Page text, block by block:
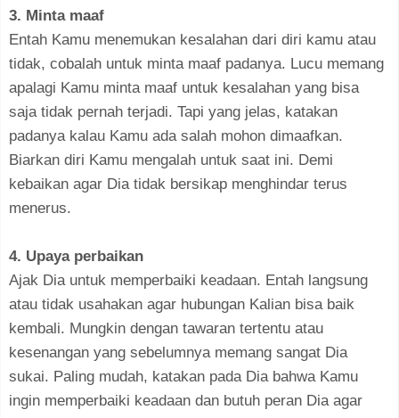
3. Minta maaf
Entah Kamu menemukan kesalahan dari diri kamu atau
tidak, cobalah untuk minta maaf padanya. Lucu memang
apalagi Kamu minta maaf untuk kesalahan yang bisa
saja tidak pernah terjadi. Tapi yang jelas, katakan
padanya kalau Kamu ada salah mohon dimaafkan.
Biarkan diri Kamu mengalah untuk saat ini. Demi
kebaikan agar Dia tidak bersikap menghindar terus
menerus.
4. Upaya perbaikan
Ajak Dia untuk memperbaiki keadaan. Entah langsung
atau tidak usahakan agar hubungan Kalian bisa baik
kembali. Mungkin dengan tawaran tertentu atau
kesenangan yang sebelumnya memang sangat Dia
sukai. Paling mudah, katakan pada Dia bahwa Kamu
ingin memperbaiki keadaan dan butuh peran Dia agar